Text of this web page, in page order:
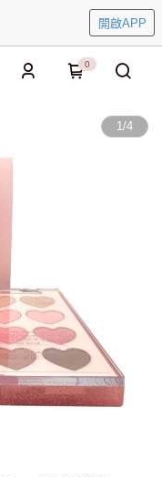
開啟APP
0
1/4